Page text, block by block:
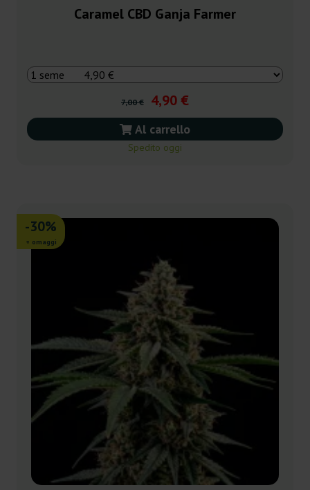
Caramel CBD Ganja Farmer
7,00 € 4,90 €
Al carrello
Spedito oggi
-30%
+ omaggi